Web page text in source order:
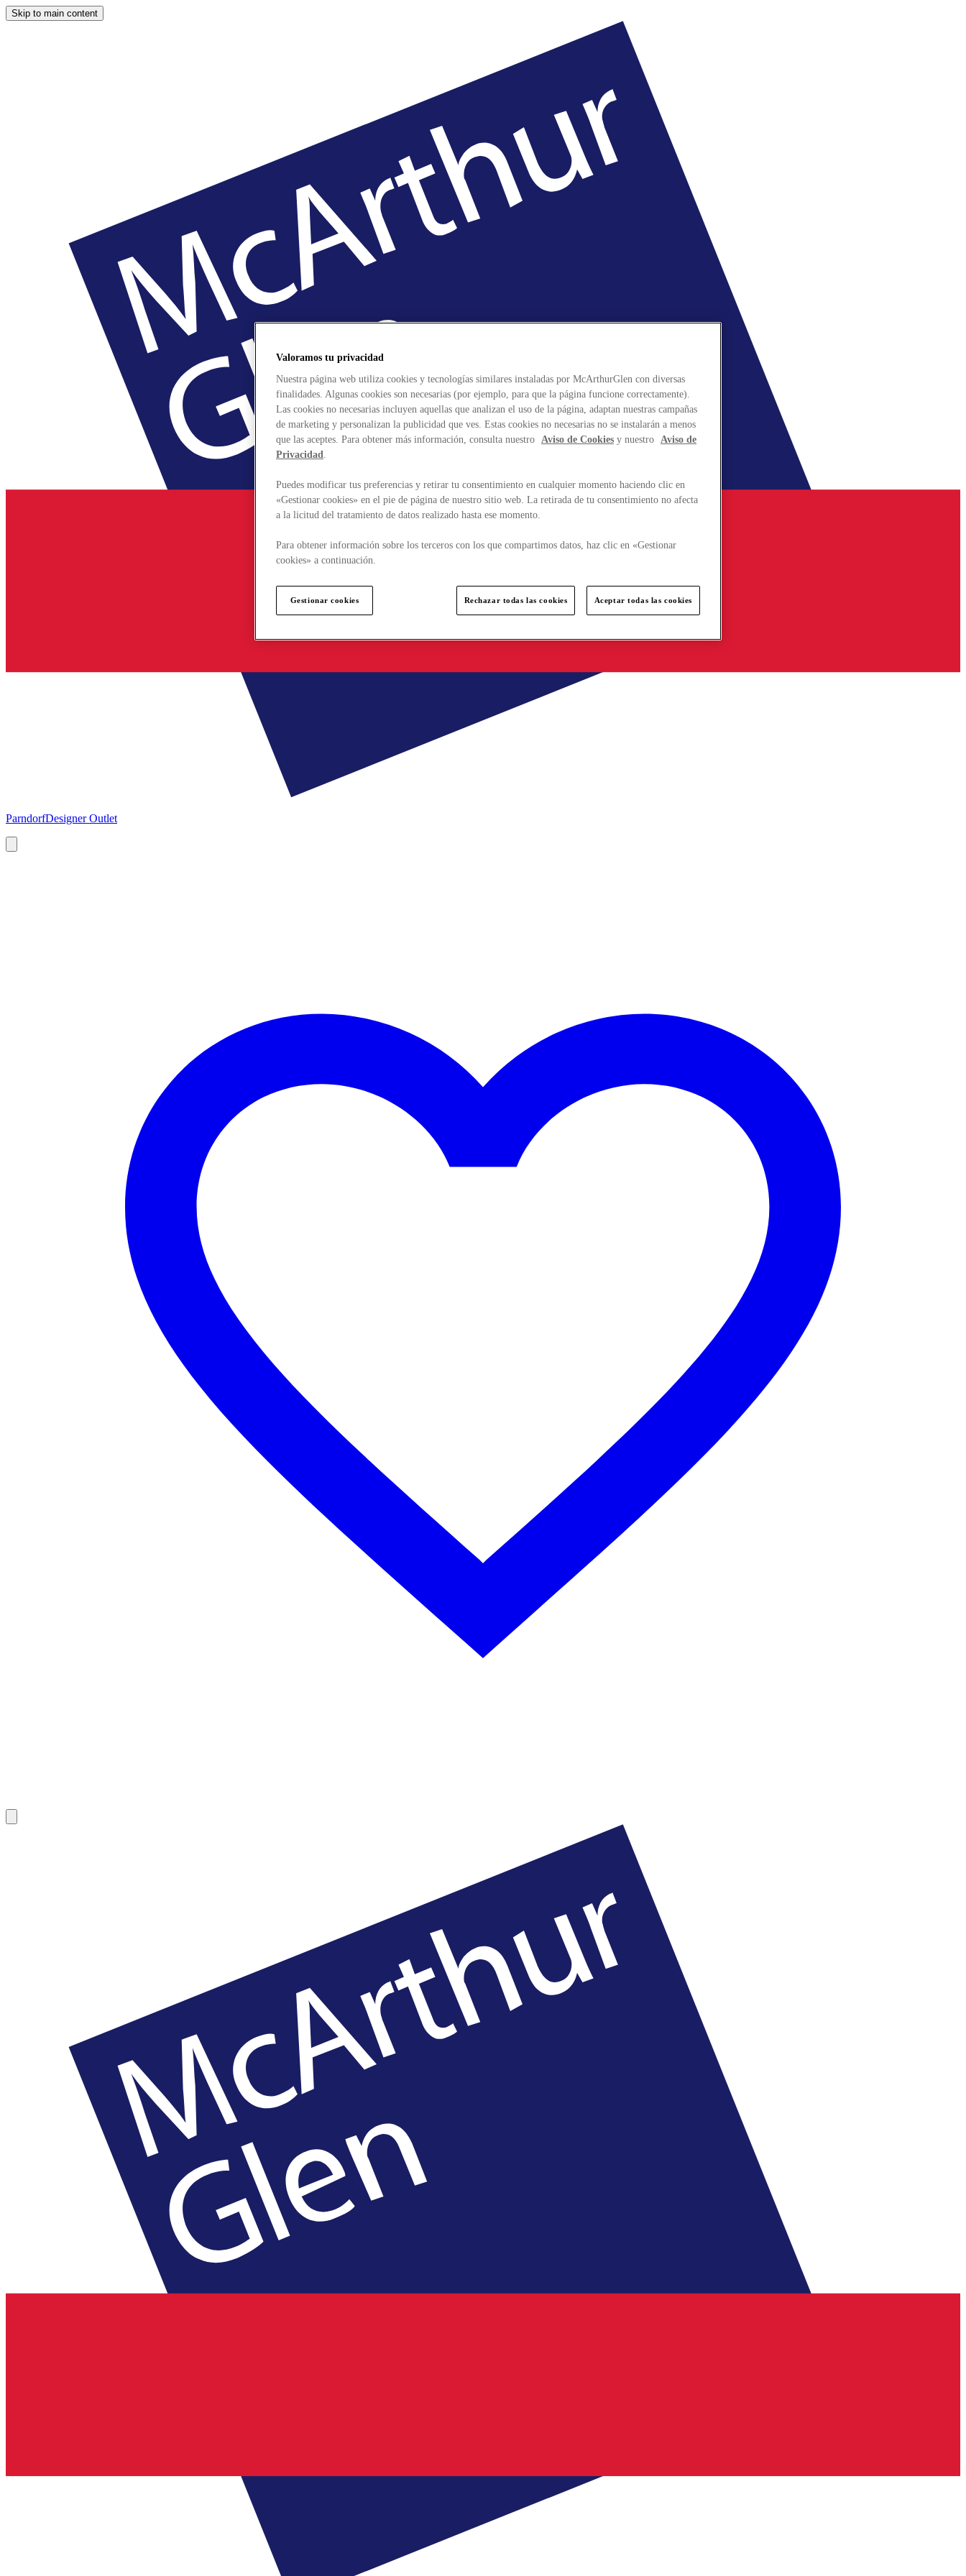
Skip to main content
ParndorfDesigner Outlet
Valoramos tu privacidad
Nuestra página web utiliza cookies y tecnologías similares instaladas por McArthurGlen con diversas
finalidades. Algunas cookies son necesarias (por ejemplo, para que la página funcione correctamente).
Las cookies no necesarias incluyen aquellas que analizan el uso de la página, adaptan nuestras campañas
de marketing y personalizan la publicidad que ves. Estas cookies no necesarias no se instalarán a menos
que las aceptes. Para obtener más información, consulta nuestro Aviso de Cookies y nuestro Aviso de
Privacidad.
Puedes modificar tus preferencias y retirar tu consentimiento en cualquier momento haciendo clic en
«Gestionar cookies» en el pie de página de nuestro sitio web. La retirada de tu consentimiento no afecta
a la licitud del tratamiento de datos realizado hasta ese momento.
Para obtener información sobre los terceros con los que compartimos datos, haz clic en «Gestionar
cookies» a continuación.
Gestionar cookies Rechazar todas las cookies Aceptar todas las cookies